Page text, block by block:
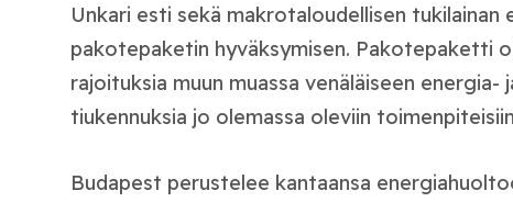
Unkari esti sekä makrotaloudellisen tukilainan
pakotepaketin hyväksymisen. Pakotepaketti
rajoituksia muun muassa venäläiseen energia-
tiukennuksia jo olemassa oleviin
Budapest perustelee kantaansa